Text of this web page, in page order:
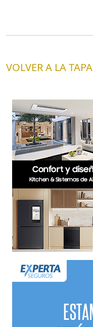
VOLVER A LA TAPA